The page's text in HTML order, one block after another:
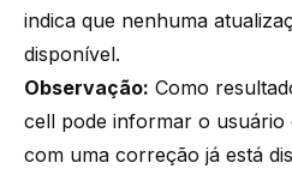
indica que nenhuma
disponível.
Observação: Como
cell pode informar o usuário
com uma correção já está